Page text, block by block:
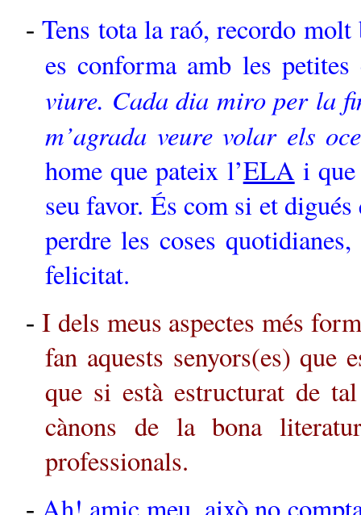
- Tens tota la raó, recordo
es conforma amb les petites
viure. Cada dia miro per la
m’agrada veure volar els
home que pateix l’ELA i
seu favor. És com si et
perdre les coses
felicitat.
- I dels meus aspectes més
fan aquests senyors(es)
que si està estructurat de
cànons de la bona
professionals.